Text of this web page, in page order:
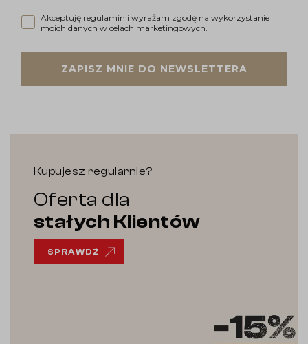
Akceptuję regulamin i wyrażam zgodę na wykorzystanie
Akceptuję regulamin i wyrażam zgodę na wykorzystanie
moich danych w celach marketingowych.
ZAPISZ MNIE DO NEWSLETTERA
Kupujesz regularnie?
Oferta dla
stałych Klientów
SPRAWDŹ